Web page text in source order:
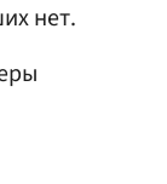
нет.